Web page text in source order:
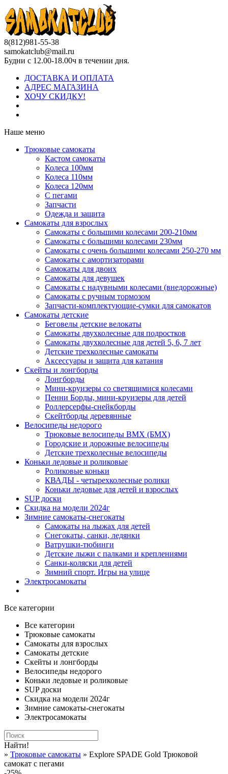
8(812)981-55-38
samokatclub@mail.ru
Будни с 12.00-18.00ч в течении дня.
ДОСТАВКА И ОПЛАТА
АДРЕС МАГАЗИНА
ХОЧУ СКИДКУ!
Наше меню
Трюковые самокаты
Кастом самокаты
Колеса 100мм
Колеса 110мм
Колеса 120мм
С пегами
Запчасти
Одежда и защита
Самокаты для взрослых
Самокаты с большими колесами 200-210мм
Самокаты с большими колесами 230мм
Самокаты с очень большими колесами 250-270 мм
Самокаты с амортизаторами
Самокаты для двоих
Самокаты для девушек
Самокаты с надувными колесами (внедорожные)
Самокаты с ручным тормозом
Запчасти-комплектующие-сумки для самокатов
Самокаты детские
Беговелы детские велокаты
Самокаты двухколесные для подростков
Самокаты двухколесные для детей 5, 6, 7 лет
Детские трехколесные самокаты
Аксессуары и защита для катания
Cкейты и лонгборды
Лонгборды
Мини-круизеры со светящимися колесами
Пенни Борды, мини-круизеры для детей
Роллерсерфы-снейкборды
Скейтборды деревянные
Велосипеды недорого
Трюковые велосипеды BMX (БМХ)
Городские и дорожные велосипеды
Детские трехколесные велосипеды
Коньки ледовые и роликовые
Роликовые коньки
КВАДЫ - четырехколесные ролики
Коньки ледовые для детей и взрослых
SUP доски
Скидка на модели 2024г
Зимние самокаты-снегокаты
Самокаты на лыжах для детей
Снегокаты, санки, ледянки
Ватрушки-тюбинги
Детские лыжи с палками и креплениями
Санки-коляски для детей
Зимний спорт. Игры на улице
Электросамокаты
Все категории
Все категории
Трюковые самокаты
Самокаты для взрослых
Самокаты детские
Cкейты и лонгборды
Велосипеды недорого
Коньки ледовые и роликовые
SUP доски
Скидка на модели 2024г
Зимние самокаты-снегокаты
Электросамокаты
Найти!
» Трюковые самокаты » Explore SPADE Gold Трюковой
самокат с пегами